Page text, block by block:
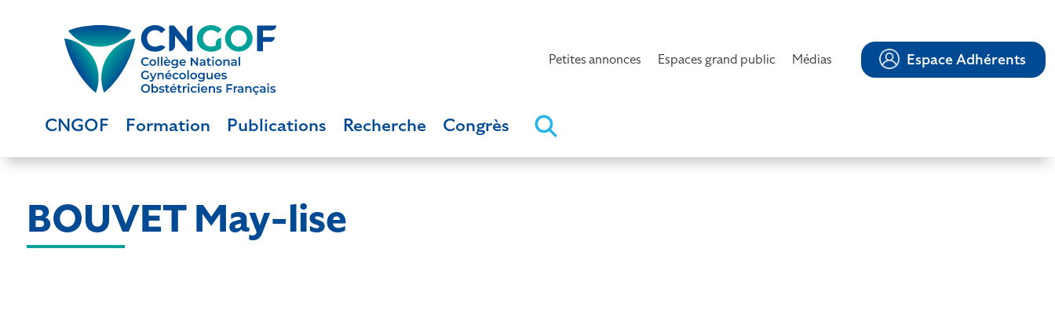
Petites annonces Espaces grand public Médias Espace Adhérents
CNGOF Formation Publications Recherche Congrès
BOUVET May-lise